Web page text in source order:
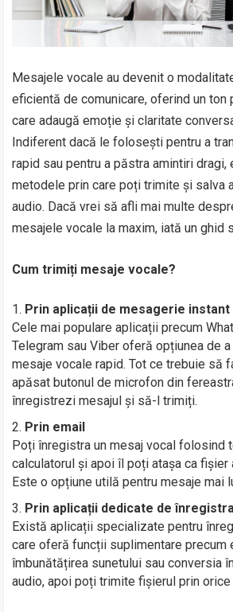
Mesajele vocale au devenit o
eficientă de comunicare, oferind un ton
care adaugă emoție și claritate
Indiferent dacă le folosești pentru a
rapid sau pentru a păstra amintiri
metodele prin care poți trimite și salva
audio. Dacă vrei să afli mai multe
mesajele vocale la maxim, iată un ghid
Cum trimiți mesaje vocale?
Prin aplicații de mesagerie instant
Cele mai populare aplicații precum
Telegram sau Viber oferă opțiunea de
mesaje vocale rapid. Tot ce trebuie să
apăsat butonul de microfon din
înregistrezi mesajul și să-l trimiți.
Prin email
Poți înregistra un mesaj vocal folosind
calculatorul și apoi îl poți atașa ca fișier
Este o opțiune utilă pentru mesaje mai
Prin aplicații dedicate de
Există aplicații specializate pentru
care oferă funcții suplimentare precum
îmbunătățirea sunetului sau conversia
audio, apoi poți trimite fișierul prin